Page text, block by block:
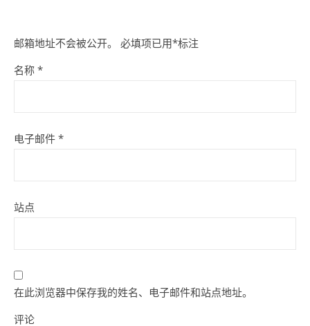
邮箱地址不会被公开。 必填项已用*标注
名称 *
电子邮件 *
站点
在此浏览器中保存我的姓名、电子邮件和站点地址。
评论